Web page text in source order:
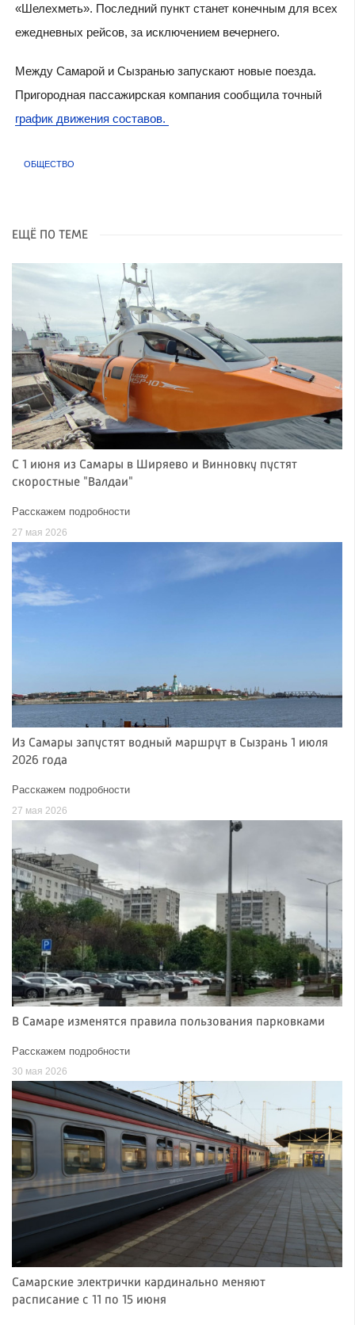
«Шелехметь». Последний пункт станет конечным для всех
ежедневных рейсов, за исключением вечернего.
Между Самарой и Сызранью запускают новые поезда.
Пригородная пассажирская компания сообщила точный
график движения составов.
ОБЩЕСТВО
ЕЩЁ ПО ТЕМЕ
С 1 июня из Самары в Ширяево и Винновку пустят
скоростные "Валдаи"
Расскажем подробности
27 мая 2026
Из Самары запустят водный маршрут в Сызрань 1 июля
2026 года
Расскажем подробности
27 мая 2026
В Самаре изменятся правила пользования парковками
Расскажем подробности
30 мая 2026
Самарские электрички кардинально меняют
расписание с 11 по 15 июня